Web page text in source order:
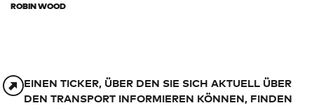
ROBIN WOOD
EINEN TICKER, ÜBER DEN SIE SICH AKTUELL ÜBER
DEN TRANSPORT INFORMIEREN KÖNNEN, FINDEN